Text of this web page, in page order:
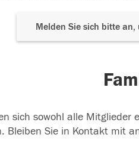
Melden Sie sich bitte
sich sowohl alle
Bleiben Sie in Kontakt mit